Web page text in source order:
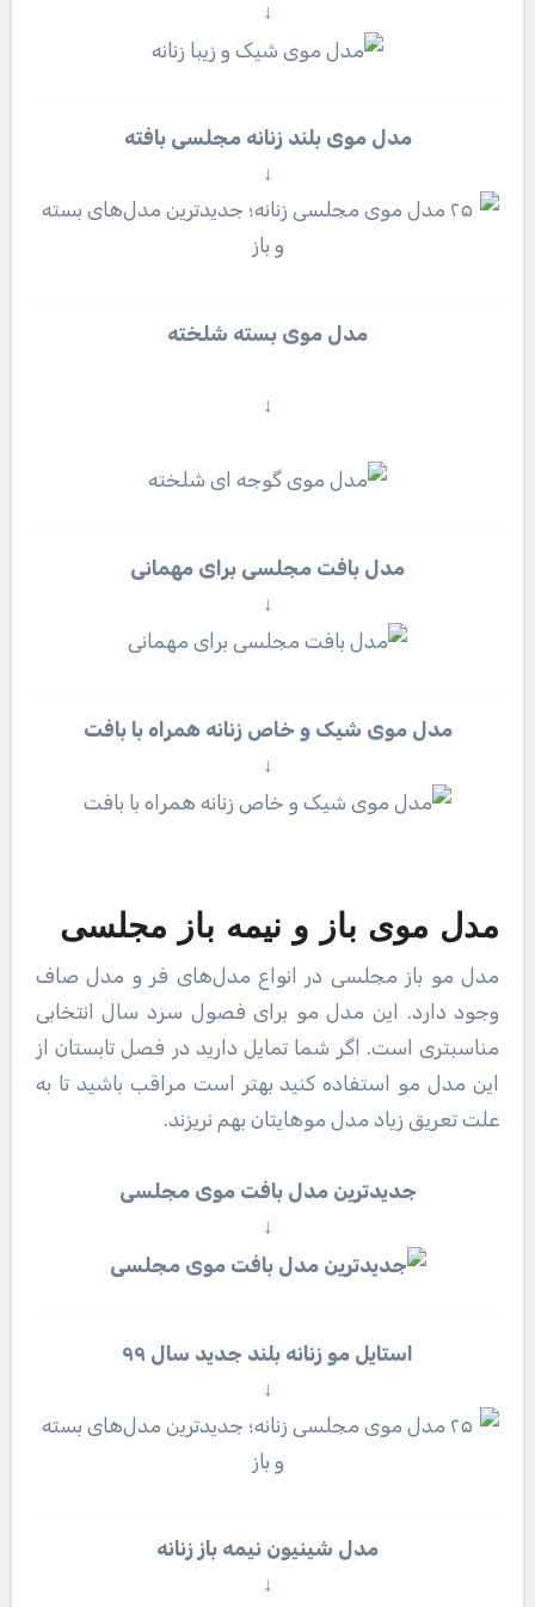
↓
مدل موی بلند زنانه مجلسی بافته
↓
مدل موی بسته شلخته
↓
مدل بافت مجلسی برای مهمانی
↓
مدل موی شیک و خاص زنانه همراه با بافت
↓
مدل موی باز و نیمه باز مجلسی
مدل مو باز مجلسی در انواع مدل‌های فر و مدل صاف
وجود دارد. این مدل مو برای فصول سرد سال انتخابی
مناسبتری است. اگر شما تمایل دارید در فصل تابستان از
این مدل مو استفاده کنید بهتر است مراقب باشید تا به
علت تعریق زیاد مدل موهایتان بهم نریزند.
جدیدترین مدلبافت موی مجلسی
↓
استایل مو زنانه بلند جدید سال ۹۹
↓
مدل شینیون نیمه باز زنانه
↓